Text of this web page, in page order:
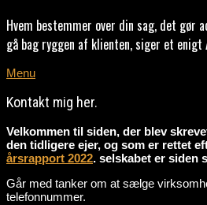
Hvem bestemmer over din sag, det gør
gå bag ryggen af klienten, siger et enigt
Menu
Kontakt mig her.
Velkommen til siden, der blev
den tidligere ejer, og som er rettet
årsrapport 2022. selskabet er siden
Går med tanker om at sælge
telefonnummer.